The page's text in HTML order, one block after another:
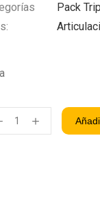
Pack